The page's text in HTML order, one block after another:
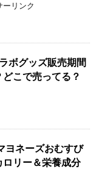
ーリンク
ボグッズ販売期間
こで売ってる？
ヨネーズおむすび
リー＆栄養成分